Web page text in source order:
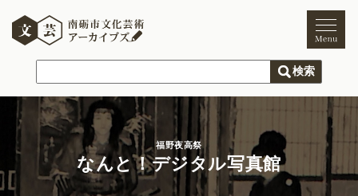
ご利用案内
新着情報
文化芸術
福野夜高祭
なんと！デジタル写真館